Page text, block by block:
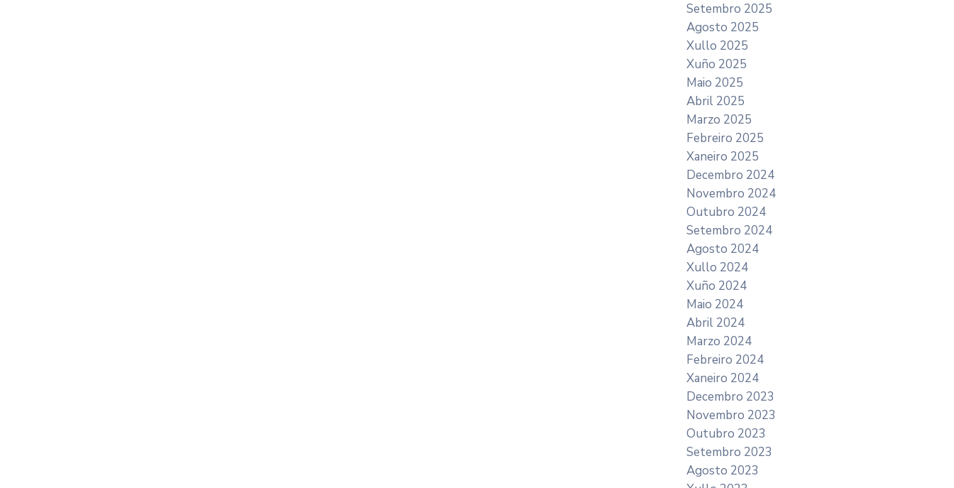
Setembro 2025
Agosto 2025
Xullo 2025
Xuño 2025
Maio 2025
Abril 2025
Marzo 2025
Febreiro 2025
Xaneiro 2025
Decembro 2024
Novembro 2024
Outubro 2024
Setembro 2024
Agosto 2024
Xullo 2024
Xuño 2024
Maio 2024
Abril 2024
Marzo 2024
Febreiro 2024
Xaneiro 2024
Decembro 2023
Novembro 2023
Outubro 2023
Setembro 2023
Agosto 2023